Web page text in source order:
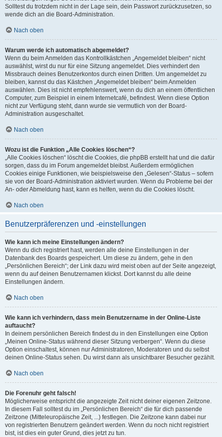
Solltest du trotzdem nicht in der Lage sein, dein Passwort zurückzusetzen, so
wende dich an die Board-Administration.
Nach oben
Warum werde ich automatisch abgemeldet?
Wenn du beim Anmelden das Kontrollkästchen „Angemeldet bleiben“ nicht
auswählst, wirst du nur für eine Sitzung angemeldet. Dies verhindert den
Missbrauch deines Benutzerkontos durch einen Dritten. Um angemeldet zu
bleiben, kannst du das Kästchen „Angemeldet bleiben“ beim Anmelden
auswählen. Dies ist nicht empfehlenswert, wenn du dich an einem öffentlichen
Computer, zum Beispiel in einem Internetcafé, befindest. Wenn diese Option
nicht zur Verfügung steht, dann wurde sie vermutlich von der Board-
Administration ausgeschaltet.
Nach oben
Wozu ist die Funktion „Alle Cookies löschen“?
„Alle Cookies löschen“ löscht die Cookies, die phpBB erstellt hat und die dafür
sorgen, dass du im Forum angemeldet bleibst. Außerdem ermöglichen
Cookies einige Funktionen, wie beispielsweise den „Gelesen“-Status – sofern
sie von der Board-Administration aktiviert wurden. Wenn du Probleme bei der
An- oder Abmeldung hast, kann es helfen, wenn du die Cookies löscht.
Nach oben
Benutzerpräferenzen und -einstellungen
Wie kann ich meine Einstellungen ändern?
Wenn du dich registriert hast, werden alle deine Einstellungen in der
Datenbank des Boards gespeichert. Um diese zu ändern, gehe in den
„Persönlichen Bereich“; der Link dazu wird meist oben auf der Seite angezeigt,
wenn du auf deinen Benutzernamen klickst. Dort kannst du alle deine
Einstellungen ändern.
Nach oben
Wie kann ich verhindern, dass mein Benutzername in der Online-Liste
auftaucht?
In deinem persönlichen Bereich findest du in den Einstellungen eine Option
„Meinen Online-Status während dieser Sitzung verbergen“. Wenn du diese
Option einschaltest, können nur Administratoren, Moderatoren und du selbst
deinen Online-Status sehen. Du wirst dann als unsichtbarer Besucher gezählt.
Nach oben
Die Forenuhr geht falsch!
Möglicherweise entspricht die angezeigte Zeit nicht deiner eigenen Zeitzone.
In diesem Fall solltest du im „Persönlichen Bereich“ die für dich passende
Zeitzone (Mitteleuropäische Zeit, ...) festlegen. Die Zeitzone kann dabei nur
von registrierten Benutzern geändert werden. Wenn du noch nicht registriert
bist, ist dies ein guter Grund, dies jetzt zu tun.